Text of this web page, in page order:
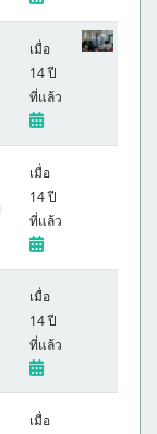
เมื่อ
14 ปี
ที่แล้ว
เมื่อ
14 ปี
ที่แล้ว
เมื่อ
14 ปี
ที่แล้ว
เมื่อ